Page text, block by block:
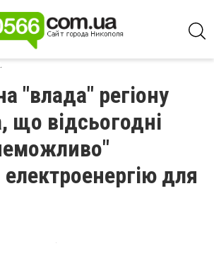
"влада" регіону
що відсьогодні
електроенергію для